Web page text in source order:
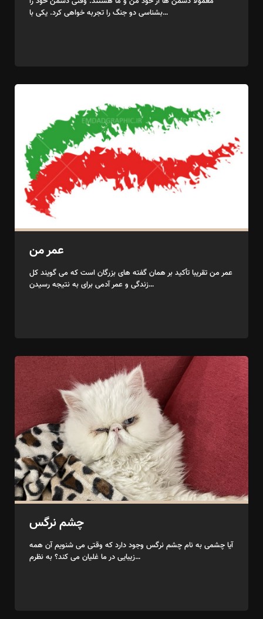
بشناسی دو جنگ را تجربه خواهی کرد. یکی با…
عمر من
عمر من تقریبا تأکید بر همان گفته های بزرگان است که می گویند کل
زندگی و عمر آدمی برای به نتیجه رسیدن…
چشم نرگس
آیا چشمی به نام چشم نرگس وجود دارد که وقتی می شنویم آن همه
زیبایی در ما غلیان می کند؟ به نظرم…